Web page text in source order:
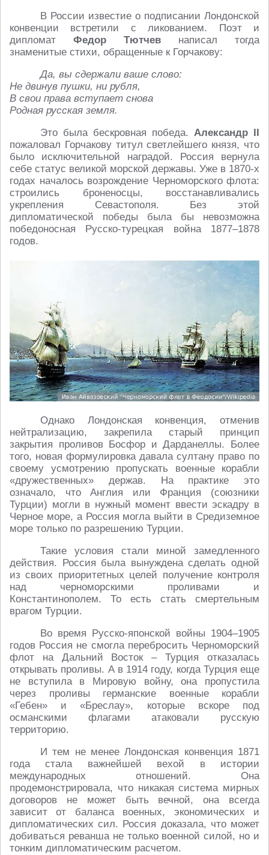
В России известие о подписании Лондонской
конвенции встретили с ликованием. Поэт и
дипломат Федор Тютчев написал тогда
знаменитые стихи, обращенные к Горчакову:
Да, вы сдержали ваше слово:
Не двинув пушки, ни рубля,
В свои права вступает снова
Родная русская земля.
Это была бескровная победа. Александр II
пожаловал Горчакову титул светлейшего князя, что
было исключительной наградой. Россия вернула
себе статус великой морской державы. Уже в 1870-х
годах началось возрождение Черноморского флота:
строились броненосцы, восстанавливались
укрепления Севастополя. Без этой
дипломатической победы была бы невозможна
победоносная Русско-турецкая война 1877–1878
годов.
Однако Лондонская конвенция, отменив
нейтрализацию, закрепила старый принцип
закрытия проливов Босфор и Дарданеллы. Более
того, новая формулировка давала султану право по
своему усмотрению пропускать военные корабли
«дружественных» держав. На практике это
означало, что Англия или Франция (союзники
Турции) могли в нужный момент ввести эскадру в
Черное море, а Россия могла выйти в Средиземное
море только по разрешению Турции.
Такие условия стали миной замедленного
действия. Россия была вынуждена сделать одной
из своих приоритетных целей получение контроля
над черноморскими проливами и
Константинополем. То есть стать смертельным
врагом Турции.
Во время Русско-японской войны 1904–1905
годов Россия не смогла перебросить Черноморский
флот на Дальний Восток – Турция отказалась
открывать проливы. А в 1914 году, когда Турция еще
не вступила в Мировую войну, она пропустила
через проливы германские военные корабли
«Гебен» и «Бреслау», которые вскоре под
османскими флагами атаковали русскую
территорию.
И тем не менее Лондонская конвенция 1871
года стала важнейшей вехой в истории
международных отношений. Она
продемонстрировала, что никакая система мирных
договоров не может быть вечной, она всегда
зависит от баланса военных, экономических и
дипломатических сил. Россия доказала, что может
добиваться реванша не только военной силой, но и
тонким дипломатическим расчетом.